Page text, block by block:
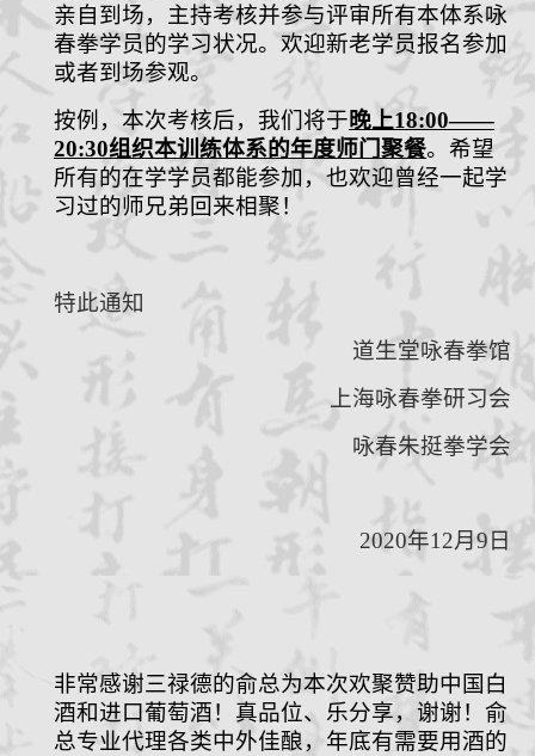
亲自到场，主持考核并参与评审所有本体系咏
春拳学员的学习状况。欢迎新老学员报名参加
或者到场参观。
按例， 本次考核后，我们将于晚上18:00——
20:30组织本训练体系的年度师门聚餐。希望
所有的在学学员都能参加，也欢迎曾经一起学
习过的师兄弟回来相聚！
特此通知
道生堂咏春拳馆
上海咏春拳研习会
咏春朱挺拳学会
2020年12月 9 日
非常感谢三禄德的俞总为本次欢聚赞助中国白
酒和进口葡萄酒！真品位、乐分享， 谢谢！ 俞
总专业代理各类中外佳酿，年底有需要用酒的